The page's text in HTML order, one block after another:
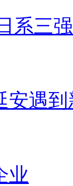
系三
安遇
业